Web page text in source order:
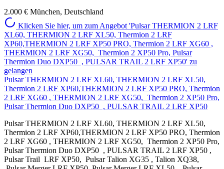
2.000 € München, Deutschland
Klicken Sie hier, um zum Angebot 'Pulsar THERMION 2 LRF
XL60, THERMION 2 LRF XL50, Thermion 2 LRF
XP60,THERMION 2 LRF XP50 PRO, Thermion 2 LRF XG60 ,
THERMION 2 LRF XG50, Thermion 2 XP50 Pro, Pulsar
Thermion Duo DXP50 , PULSAR TRAIL 2 LRF XP50' zu
gelangen
Pulsar THERMION 2 LRF XL60, THERMION 2 LRF XL50,
Thermion 2 LRF XP60,THERMION 2 LRF XP50 PRO, Thermion
2 LRF XG60 , THERMION 2 LRF XG50, Thermion 2 XP50 Pro,
Pulsar Thermion Duo DXP50 , PULSAR TRAIL 2 LRF XP50
Pulsar THERMION 2 LRF XL60, THERMION 2 LRF XL50,
Thermion 2 LRF XP60,THERMION 2 LRF XP50 PRO, Thermion
2 LRF XG60 , THERMION 2 LRF XG50, Thermion 2 XP50 Pro,
Pulsar Thermion Duo DXP50 , PULSAR TRAIL 2 LRF XP50 ,
Pulsar Trail LRF XP50, Pulsar Talion XG35 , Talion XQ38,